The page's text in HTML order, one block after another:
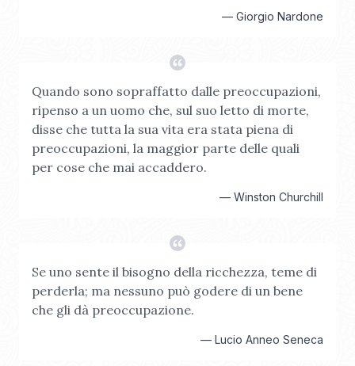
— Giorgio Nardone
Quando sono sopraffatto dalle preoccupazioni,
ripenso a un uomo che, sul suo letto di morte,
disse che tutta la sua vita era stata piena di
preoccupazioni, la maggior parte delle quali
per cose che mai accaddero.
— Winston Churchill
Se uno sente il bisogno della ricchezza, teme di
perderla; ma nessuno può godere di un bene
che gli dà preoccupazione.
— Lucio Anneo Seneca